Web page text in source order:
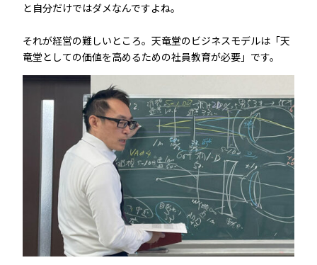
と自分だけではダメなんですよね。
それが経営の難しいところ。天竜堂のビジネスモデルは「天
竜堂としての価値を高めるための社員教育が必要」です。